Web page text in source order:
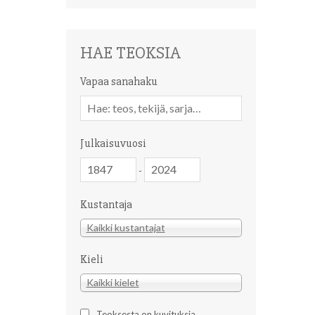
HAE TEOKSIA
Vapaa sanahaku
sanahaku
Julkaisuvuosi
-
Kustantaja
Kustantaja
Kaikki kustantajat
Kieli
Kieli
Kaikki kielet